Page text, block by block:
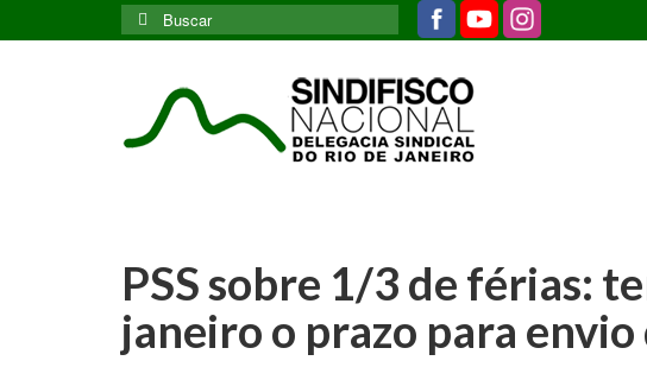
Buscar
por:
PSS sobre 1/3 de férias:
janeiro o prazo para